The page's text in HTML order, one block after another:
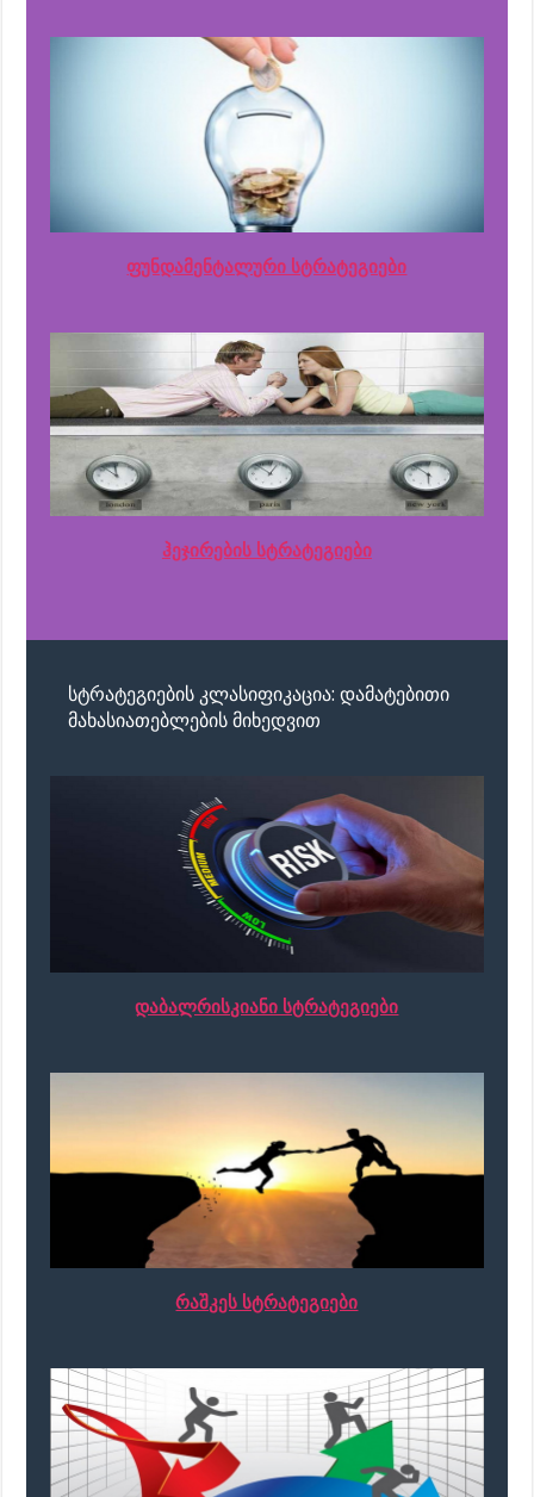
ფუნდამენტალური სტრატეგიები
ჰეჯირების სტრატეგიები
სტრატეგიების კლასიფიკაცია: დამატებითი
მახასიათებლების მიხედვით
დაბალრისკიანი სტრატეგიები
რაშკეს სტრატეგიები